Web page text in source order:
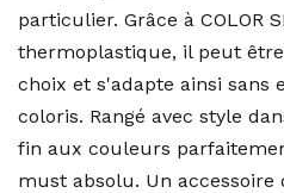
particulier. Grâce à COLOR
thermoplastique, il peut
choix et s'adapte ainsi sans
coloris. Rangé avec style
fin aux couleurs
must absolu. Un